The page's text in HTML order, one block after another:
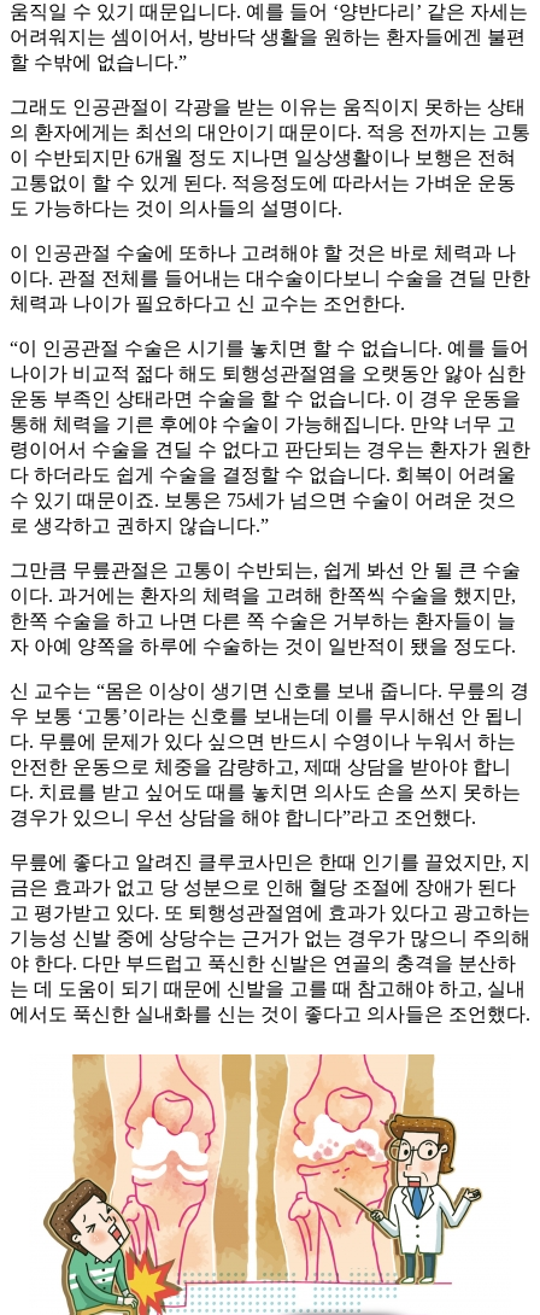
움직일 수 있기 때문입니다. 예를 들어 ‘양반다리’ 같은 자세는
어려워지는 셈이어서, 방바닥 생활을 원하는 환자들에겐 불편
할 수밖에 없습니다.”
그래도 인공관절이 각광을 받는 이유는 움직이지 못하는 상태
의 환자에게는 최선의 대안이기 때문이다. 적응 전까지는 고통
이 수반되지만 6개월 정도 지나면 일상생활이나 보행은 전혀
고통없이 할 수 있게 된다. 적응정도에 따라서는 가벼운 운동
도 가능하다는 것이 의사들의 설명이다.
이 인공관절 수술에 또하나 고려해야 할 것은 바로 체력과 나
이다. 관절 전체를 들어내는 대수술이다보니 수술을 견딜 만한
체력과 나이가 필요하다고 신 교수는 조언한다.
“이 인공관절 수술은 시기를 놓치면 할 수 없습니다. 예를 들어
나이가 비교적 젊다 해도 퇴행성관절염을 오랫동안 앓아 심한
운동 부족인 상태라면 수술을 할 수 없습니다. 이 경우 운동을
통해 체력을 기른 후에야 수술이 가능해집니다. 만약 너무 고
령이어서 수술을 견딜 수 없다고 판단되는 경우는 환자가 원한
다 하더라도 쉽게 수술을 결정할 수 없습니다. 회복이 어려울
수 있기 때문이죠. 보통은 75세가 넘으면 수술이 어려운 것으
로 생각하고 권하지 않습니다.”
그만큼 무릎관절은 고통이 수반되는, 쉽게 봐선 안 될 큰 수술
이다. 과거에는 환자의 체력을 고려해 한쪽씩 수술을 했지만,
한쪽 수술을 하고 나면 다른 쪽 수술은 거부하는 환자들이 늘
자 아예 양쪽을 하루에 수술하는 것이 일반적이 됐을 정도다.
신 교수는 “몸은 이상이 생기면 신호를 보내 줍니다. 무릎의 경
우 보통 ‘고통’이라는 신호를 보내는데 이를 무시해선 안 됩니
다. 무릎에 문제가 있다 싶으면 반드시 수영이나 누워서 하는
안전한 운동으로 체중을 감량하고, 제때 상담을 받아야 합니
다. 치료를 받고 싶어도 때를 놓치면 의사도 손을 쓰지 못하는
경우가 있으니 우선 상담을 해야 합니다”라고 조언했다.
무릎에 좋다고 알려진 클루코사민은 한때 인기를 끌었지만, 지
금은 효과가 없고 당 성분으로 인해 혈당 조절에 장애가 된다
고 평가받고 있다. 또 퇴행성관절염에 효과가 있다고 광고하는
기능성 신발 중에 상당수는 근거가 없는 경우가 많으니 주의해
야 한다. 다만 부드럽고 푹신한 신발은 연골의 충격을 분산하
는 데 도움이 되기 때문에 신발을 고를 때 참고해야 하고, 실내
에서도 푹신한 실내화를 신는 것이 좋다고 의사들은 조언했다.